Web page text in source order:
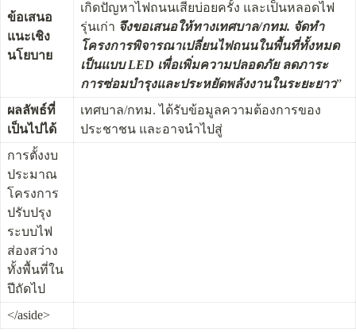
ข้อเสนอ
แนะเชิง
นโยบาย
เกิดปัญหาไฟถนนเสียบ่อยครั้ง และเป็นหลอดไฟ
รุ่นเก่า จึงขอเสนอให้ทางเทศบาล/กทม. จัดทำ
โครงการพิจารณาเปลี่ยนไฟถนนในพื้นที่ทั้งหมด
เป็นแบบ LED เพื่อเพิ่มความปลอดภัย ลดภาระ
การซ่อมบำรุงและประหยัดพลังงานในระยะยาว”
ผลลัพธ์ที่
เป็นไปได้
เทศบาล/กทม. ได้รับข้อมูลความต้องการของ
ประชาชน และอาจนำไปสู่
การตั้งงบ
ประมาณ
โครงการ
ปรับปรุง
ระบบไฟ
ส่องสว่าง
ทั้งพื้นที่ใน
ปีถัดไป
</aside>